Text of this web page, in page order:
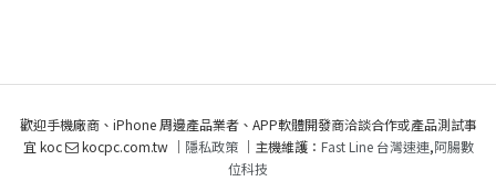
歡迎手機廠商、iPhone 周邊產品業者、APP軟體開發商洽談合作或產品測試事
宜 koc
kocpc.com.tw ｜ 隱私政策｜主機維護： Fast Line 台灣速連,阿腸數
位科技